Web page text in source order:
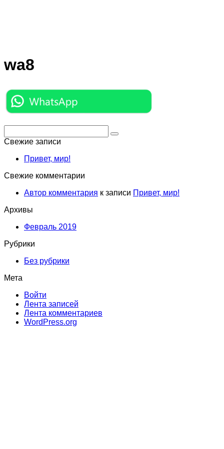
wa8
Свежие записи
Привет, мир!
Свежие комментарии
Автор комментария к записи Привет, мир!
Архивы
Февраль 2019
Рубрики
Без рубрики
Мета
Войти
Лента записей
Лента комментариев
WordPress.org